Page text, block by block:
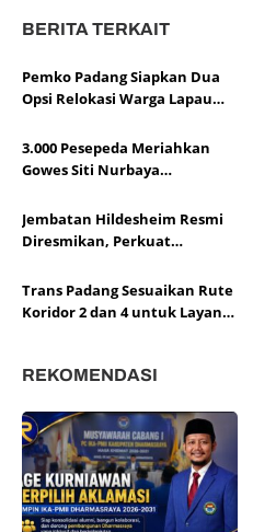
BERITA TERKAIT
Pemko Padang Siapkan Dua
Opsi Relokasi Warga Lapau
3.000 Pesepeda Meriahkan
Gowes Siti Nurbaya
Jembatan Hildesheim Resmi
Diresmikan, Perkuat
Kota Hildesheim
Trans Padang Sesuaikan Rute
Koridor 2 dan 4 untuk Layani
REKOMENDASI